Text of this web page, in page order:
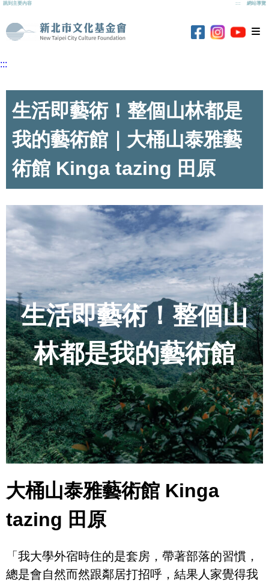
跳到主要內容 ::: 網站導覽
新北市文化基金
新北市文化基
新北市
新
:::
生活即藝術！整個山林都是
我的藝術館｜大桶山泰雅藝
術館 Kinga tazing 田原
生活即藝術！整個山
林都是我的藝術館
大桶山泰雅藝術館 Kinga
tazing 田原
「我大學外宿時住的是套房，帶著部落的習慣，
總是會自然而然跟鄰居打招呼，結果人家覺得我